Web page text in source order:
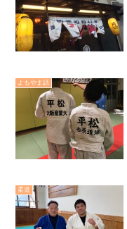
よもやま話
柔道